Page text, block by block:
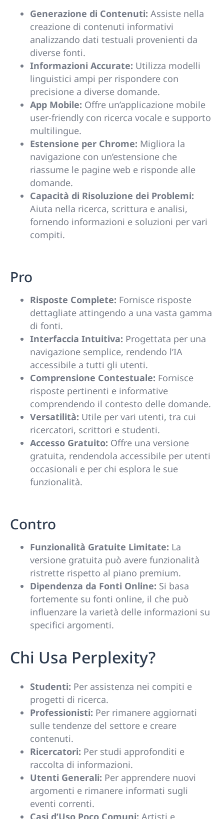
Generazione di Contenuti: Assiste nella
creazione di contenuti informativi
analizzando dati testuali provenienti da
diverse fonti.
Informazioni Accurate: Utilizza modelli
linguistici ampi per rispondere con
precisione a diverse domande.
App Mobile: Offre un’applicazione mobile
user-friendly con ricerca vocale e supporto
multilingue.
Estensione per Chrome: Migliora la
navigazione con un’estensione che
riassume le pagine web e risponde alle
domande.
Capacità di Risoluzione dei Problemi:
Aiuta nella ricerca, scrittura e analisi,
fornendo informazioni e soluzioni per vari
compiti.
Pro
Risposte Complete: Fornisce risposte
dettagliate attingendo a una vasta gamma
di fonti.
Interfaccia Intuitiva: Progettata per una
navigazione semplice, rendendo l’IA
accessibile a tutti gli utenti.
Comprensione Contestuale: Fornisce
risposte pertinenti e informative
comprendendo il contesto delle domande.
Versatilità: Utile per vari utenti, tra cui
ricercatori, scrittori e studenti.
Accesso Gratuito: Offre una versione
gratuita, rendendola accessibile per utenti
occasionali e per chi esplora le sue
funzionalità.
Contro
Funzionalità Gratuite Limitate: La
versione gratuita può avere funzionalità
ristrette rispetto al piano premium.
Dipendenza da Fonti Online: Si basa
fortemente su fonti online, il che può
influenzare la varietà delle informazioni su
specifici argomenti.
Chi Usa Perplexity?
Studenti: Per assistenza nei compiti e
progetti di ricerca.
Professionisti: Per rimanere aggiornati
sulle tendenze del settore e creare
contenuti.
Ricercatori: Per studi approfonditi e
raccolta di informazioni.
Utenti Generali: Per apprendere nuovi
argomenti e rimanere informati sugli
eventi correnti.